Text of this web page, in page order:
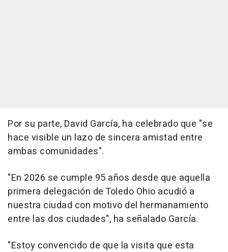
Por su parte, David García, ha celebrado que "se
hace visible un lazo de sincera amistad entre
ambas comunidades".
"En 2026 se cumple 95 años desde que aquella
primera delegación de Toledo Ohio acudió a
nuestra ciudad con motivo del hermanamiento
entre las dos ciudades", ha señalado García.
"Estoy convencido de que la visita que esta